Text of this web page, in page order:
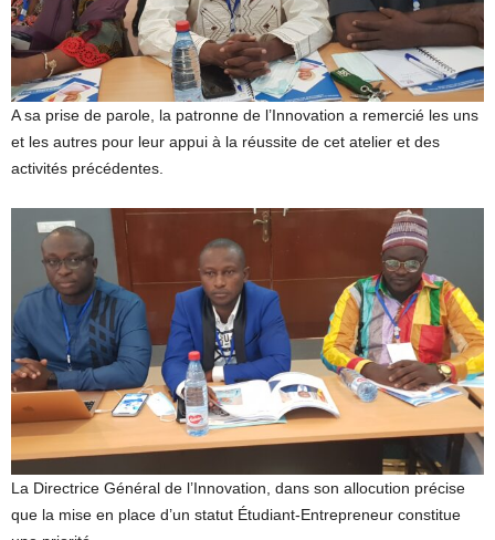
A sa prise de parole, la patronne de l’Innovation a remercié les uns
et les autres pour leur appui à la réussite de cet atelier et des
activités précédentes.
La Directrice Général de l’Innovation, dans son allocution précise
que la mise en place d’un statut Étudiant-Entrepreneur constitue